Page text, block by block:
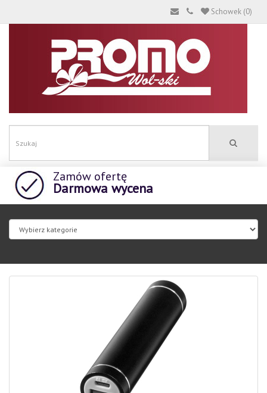
Schowek (0)
Zamów ofertę
Darmowa wycena